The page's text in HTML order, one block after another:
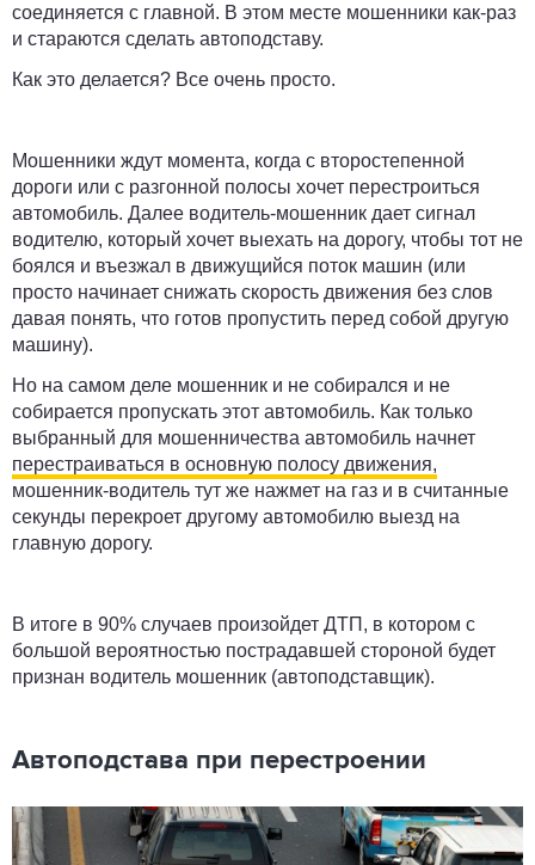
соединяется с главной. В этом месте мошенники как-раз
и стараются сделать автоподставу.
Как это делается? Все очень просто.
Мошенники ждут момента, когда с второстепенной
дороги или с разгонной полосы хочет перестроиться
автомобиль. Далее водитель-мошенник дает сигнал
водителю, который хочет выехать на дорогу, чтобы тот не
боялся и въезжал в движущийся поток машин (или
просто начинает снижать скорость движения без слов
давая понять, что готов пропустить перед собой другую
машину).
Но на самом деле мошенник и не собирался и не
собирается пропускать этот автомобиль. Как только
выбранный для мошенничества автомобиль начнет
перестраиваться в основную полосу движения,
мошенник-водитель тут же нажмет на газ и в считанные
секунды перекроет другому автомобилю выезд на
главную дорогу.
В итоге в 90% случаев произойдет ДТП, в котором с
большой вероятностью пострадавшей стороной будет
признан водитель мошенник (автоподставщик).
Автоподстава при перестроении